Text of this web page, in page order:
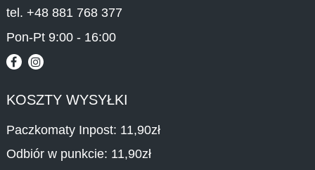
tel. +48 881 768 377
Pon-Pt 9:00 - 16:00
KOSZTY WYSYŁKI
Paczkomaty Inpost: 11,90zł
Odbiór w punkcie: 11,90zł